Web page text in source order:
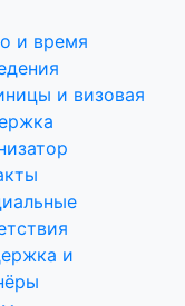
и время
и визовая
и